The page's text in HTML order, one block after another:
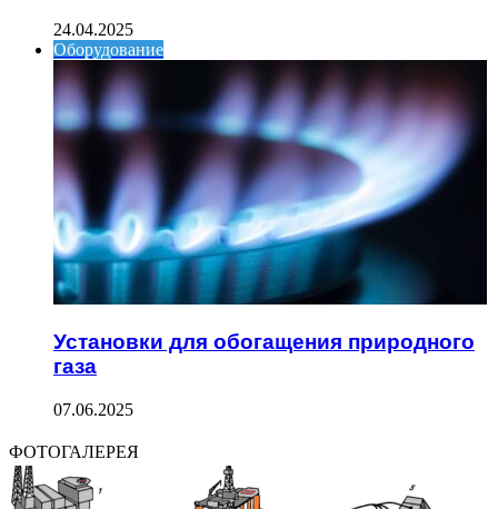
24.04.2025
Оборудование
Установки для обогащения природного
газа
07.06.2025
ФОТОГАЛЕРЕЯ